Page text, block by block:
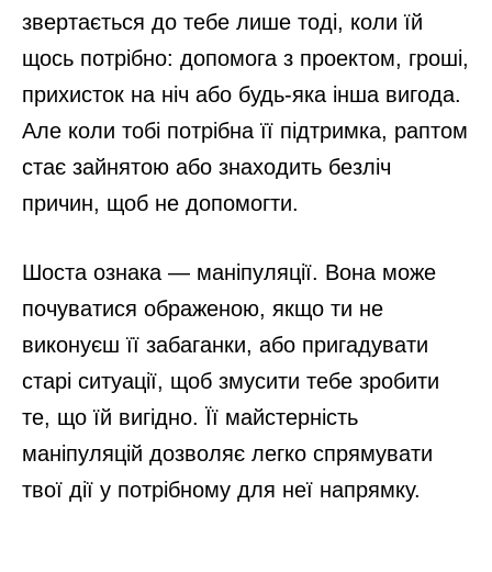
звертається до тебе лише тоді, коли їй
щось потрібно: допомога з проектом, гроші,
прихисток на ніч або будь-яка інша вигода.
Але коли тобі потрібна її підтримка, раптом
стає зайнятою або знаходить безліч
причин, щоб не допомогти.
Шоста ознака — маніпуляції. Вона може
почуватися ображеною, якщо ти не
виконуєш її забаганки, або пригадувати
старі ситуації, щоб змусити тебе зробити
те, що їй вигідно. Її майстерність
маніпуляцій дозволяє легко спрямувати
твої дії у потрібному для неї напрямку.